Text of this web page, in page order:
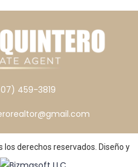
459-3819
derechos reservados. Diseño y